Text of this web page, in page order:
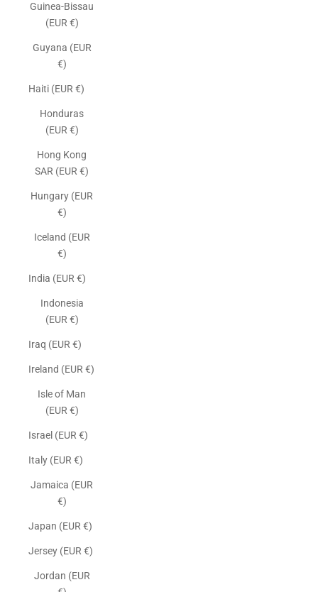
Guinea-Bissau
(EUR €)
Guyana (EUR
€)
Haiti (EUR €)
Honduras
(EUR €)
Hong Kong
SAR (EUR €)
Hungary (EUR
€)
Iceland (EUR
€)
India (EUR €)
Indonesia
(EUR €)
Iraq (EUR €)
Ireland (EUR €)
Isle of Man
(EUR €)
Israel (EUR €)
Italy (EUR €)
Jamaica (EUR
€)
Japan (EUR €)
Jersey (EUR €)
Jordan (EUR